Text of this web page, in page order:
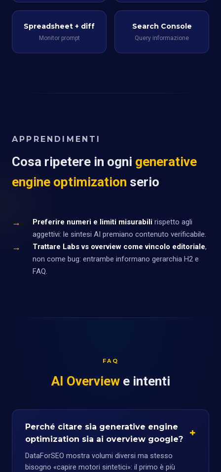
Spreadsheet + diff
Monitor prompt
Search Console
Query informazione
APPRENDIMENTI
Cosa ripetere in ogni generative
engine optimization serio
→ Preferire numeri e limiti misurabili rispetto agli
aggettivi: le sintesi AI premiano contenuto verificabile.
→ Trattare Labs vs overview come vincolo editoriale,
non come bug: entrambe informano gerarchia H2 e
FAQ.
FAQ
AI Overviewe intenti
Perché citare sia generative engine
optimization sia ai overview google?
DataForSEO mostra volumi diversi ma stesso
bisogno «capire motori sintetici»: il primo è più